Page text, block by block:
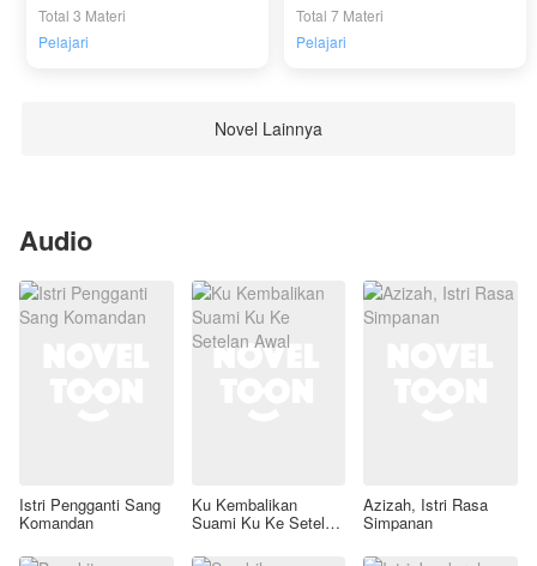
Total 3 Materi
Pelajari
Total 7 Materi
Pelajari
Novel Lainnya
Audio
Istri Pengganti Sang
Komandan
Ku Kembalikan
Suami Ku Ke Setelan
Azizah, Istri Rasa
Simpanan